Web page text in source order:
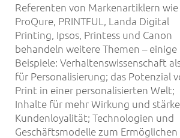
Referenten von Markenartiklern wie
ProQure, PRINTFUL, Landa Digital
Printing, Ipsos, Printess und Canon
behandeln weitere Themen – einige
Beispiele: Verhaltenswissenschaft
für Personalisierung; das Potenzial
Print in einer personalisierten Welt;
Inhalte für mehr Wirkung und
Kundenloyalität; Technologien und
Geschäftsmodelle zum Ermöglichen